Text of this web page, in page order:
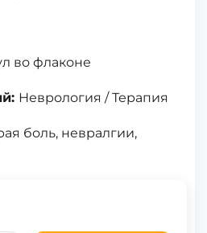
во флаконе
Неврология / Терапия
боль, невралгии,